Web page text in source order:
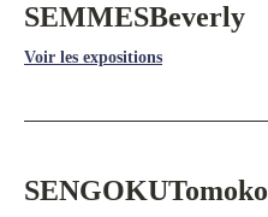
SEMMESBeverly
Voir les expositions
SENGOKUTomoko